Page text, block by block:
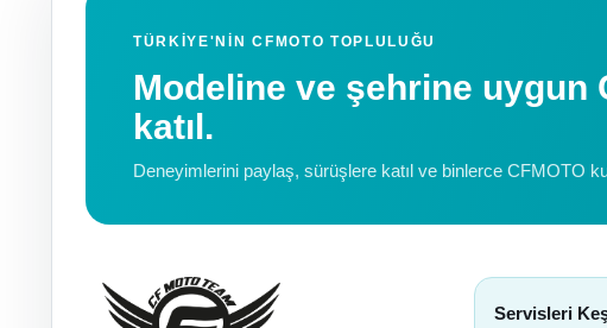
TÜRKIYE'NIN CFMOTO TOPLULUĞU
Modeline ve şehrine uygun
katıl.
Deneyimlerini paylaş, sürüşlere katıl ve binlerce CFMOTO
Servisleri